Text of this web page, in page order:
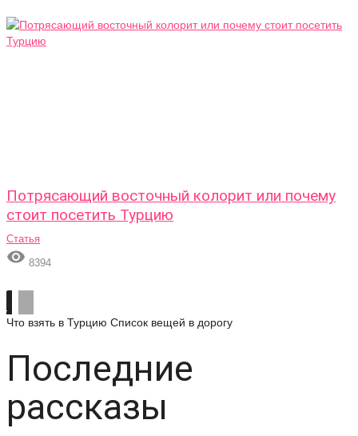
Потрясающий восточный колорит или почему
стоит посетить Турцию
Статья
 8394
Что взять в Турцию Список вещей в дорогу
Последние
рассказы